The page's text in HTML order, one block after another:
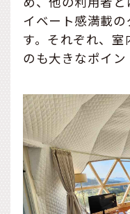
イベート感満載
す。それぞれ、
のも大きなポイン